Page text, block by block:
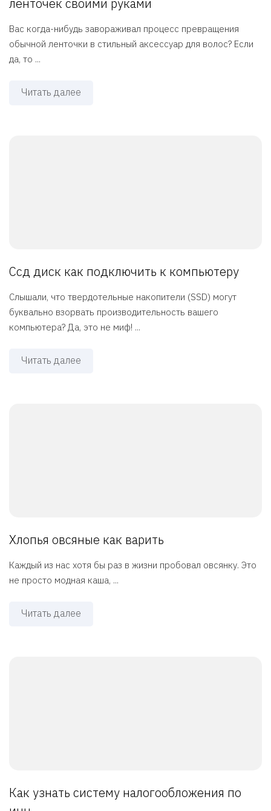
ленточек своими руками
Вас когда-нибудь завораживал процесс превращения
обычной ленточки в стильный аксессуар для волос? Если
да, то ...
Читать далее
Ссд диск как подключить к компьютеру
Слышали, что твердотельные накопители (SSD) могут
буквально взорвать производительность вашего
компьютера? Да, это не миф! ...
Читать далее
Хлопья овсяные как варить
Каждый из нас хотя бы раз в жизни пробовал овсянку. Это
не просто модная каша, ...
Читать далее
Как узнать систему налогообложения по